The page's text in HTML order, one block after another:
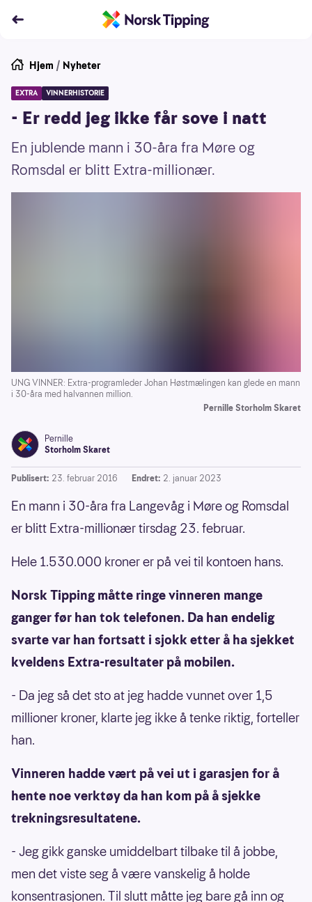
Hjem / Nyheter
EXTRA VINNERHISTORIE
- Er redd jeg ikke får sove i natt
En jublende mann i 30-åra fra Møre og
Romsdal er blitt Extra-millionær.
UNG VINNER: Extra-programleder Johan Høstmælingen kan glede en mann
i 30-åra med halvannen million.
Pernille Storholm Skaret
Pernille
Storholm Skaret
Publisert: 23. februar 2016 Endret: 2. januar 2023
En mann i 30-åra fra Langevåg i Møre og Romsdal
er blitt Extra-millionær tirsdag 23. februar.
Hele 1.530.000 kroner er på vei til kontoen hans.
Norsk Tipping måtte ringe vinneren mange
ganger før han tok telefonen. Da han endelig
svarte var han fortsatt i sjokk etter å ha sjekket
kveldens Extra-resultater på mobilen.
- Da jeg så det sto at jeg hadde vunnet over 1,5
millioner kroner, klarte jeg ikke å tenke riktig, forteller
han.
Vinneren hadde vært på vei ut i garasjen for å
hente noe verktøy da han kom på å sjekke
trekningsresultatene.
- Jeg gikk ganske umiddelbart tilbake til å jobbe,
men det viste seg å være vanskelig å holde
konsentrasjonen. Til slutt måtte jeg bare gå inn og